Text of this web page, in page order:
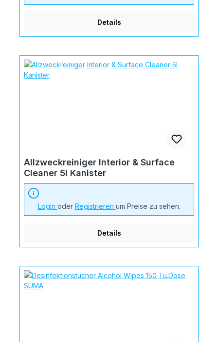
Details
Allzweckreiniger Interior & Surface
Cleaner 5l Kanister
Login oder Registrieren um Preise zu sehen.
Details